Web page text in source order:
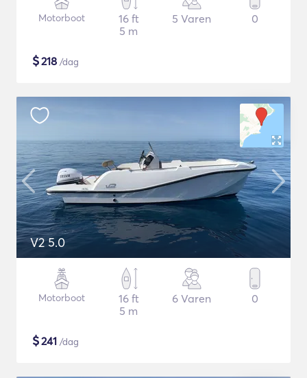
Motorboot
16 ft
5 m
5 Varen 0
$218 /dag
V2 5.0
Motorboot
16 ft
5 m
6 Varen 0
$241 /dag